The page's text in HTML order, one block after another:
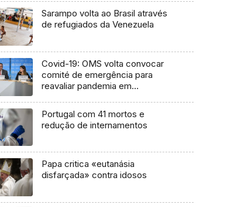
Sarampo volta ao Brasil através
de refugiados da Venezuela
Covid-19: OMS volta convocar
comité de emergência para
reavaliar pandemia em
Portugal com 41 mortos e
redução de internamentos
Papa critica «eutanásia
disfarçada» contra idosos